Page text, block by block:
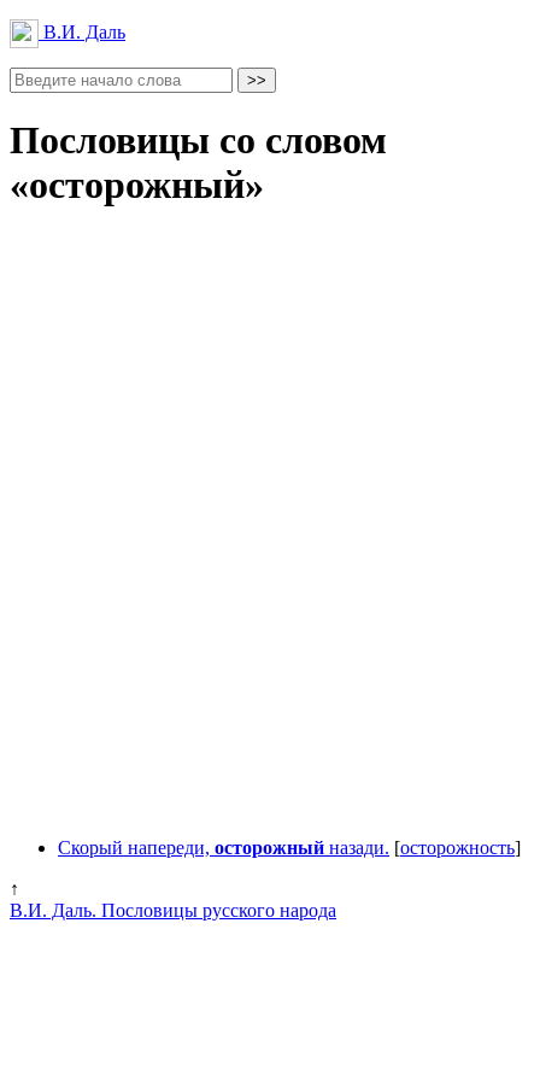
В.И. Даль
Пословицы со словом
«осторожный»
Скорый напереди, осторожный назади. [осторожность]
↑
В.И. Даль. Пословицы русского народа